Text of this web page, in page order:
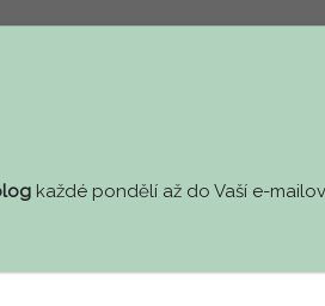
Pracuji s manažery a vedoucími
každé pondělí až do Vaší e-